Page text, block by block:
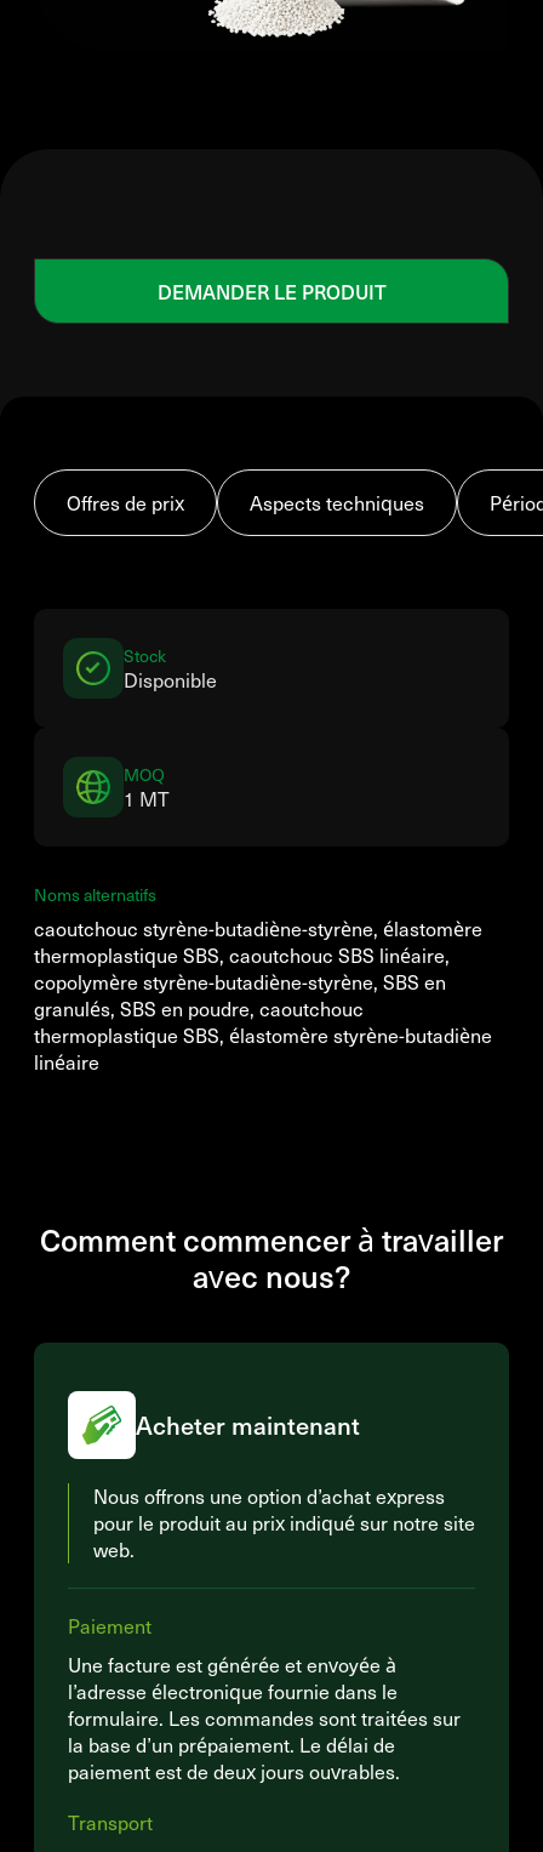
DEMANDER LE PRODUIT
Offres de prix Aspects techniques
Stock
Disponible
MOQ
1 MT
Noms alternatifs
caoutchouc styrène-butadiène-styrène, élastomère
thermoplastique SBS, caoutchouc SBS linéaire,
copolymère styrène-butadiène-styrène, SBS en
granulés, SBS en poudre, caoutchouc
thermoplastique SBS, élastomère styrène-butadiène
linéaire
Comment commencer à travailler
avec nous?
Acheter maintenant
Nous offrons une option d’achat express
pour le produit au prix indiqué sur notre site
web.
Paiement
Une facture est générée et envoyée à
l’adresse électronique fournie dans le
formulaire. Les commandes sont traitées sur
la base d’un prépaiement. Le délai de
paiement est de deux jours ouvrables.
Transport